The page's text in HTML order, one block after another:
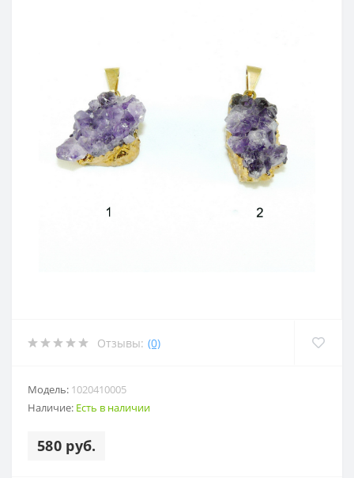
Отзывы: (0)
Модель: 1020410005
Наличие: Есть в наличии
580 руб.